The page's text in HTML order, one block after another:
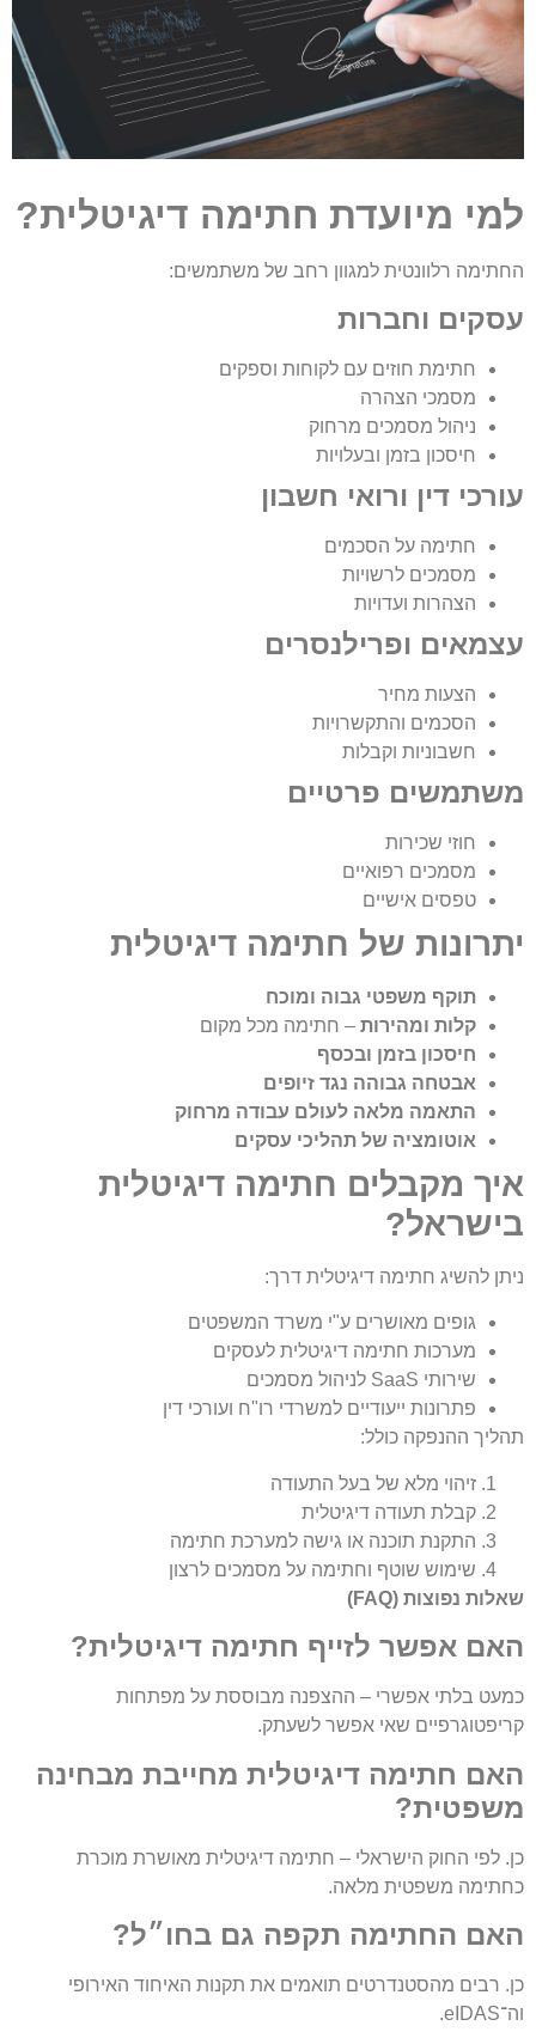
למי מיועדת חתימה דיגיטלית?
החתימה רלוונטית למגוון רחב של משתמשים:
עסקים וחברות
חתימת חוזים עם לקוחות וספקים
מסמכי הצהרה
ניהול מסמכים מרחוק
חיסכון בזמן ובעלויות
עורכי דין ורואי חשבון
חתימה על הסכמים
מסמכים לרשויות
הצהרות ועדויות
עצמאים ופרילנסרים
הצעות מחיר
הסכמים והתקשרויות
חשבוניות וקבלות
משתמשים פרטיים
חוזי שכירות
מסמכים רפואיים
טפסים אישיים
יתרונות של חתימה דיגיטלית
תוקף משפטי גבוה ומוכח
קלות ומהירות – חתימה מכל מקום
חיסכון בזמן ובכסף
אבטחה גבוהה נגד זיופים
התאמה מלאה לעולם עבודה מרחוק
אוטומציה של תהליכי עסקים
איך מקבלים חתימה דיגיטלית
בישראל?
ניתן להשיג חתימה דיגיטלית דרך:
גופים מאושרים ע"י משרד המשפטים
מערכות חתימה דיגיטלית לעסקים
שירותי SaaS לניהול מסמכים
פתרונות ייעודיים למשרדי רו"ח ועורכי דין
תהליך ההנפקה כולל:
זיהוי מלא של בעל התעודה
קבלת תעודה דיגיטלית
התקנת תוכנה או גישה למערכת חתימה
שימוש שוטף וחתימה על מסמכים לרצון
שאלות נפוצות (FAQ)
האם אפשר לזייף חתימה דיגיטלית?
כמעט בלתי אפשרי – ההצפנה מבוססת על מפתחות
קריפטוגרפיים שאי אפשר לשעתק.
האם חתימה דיגיטלית מחייבת מבחינה
משפטית?
כן. לפי החוק הישראלי – חתימה דיגיטלית מאושרת מוכרת
כחתימה משפטית מלאה.
האם החתימה תקפה גם בחו״ל?
כן. רבים מהסטנדרטים תואמים את תקנות האיחוד האירופי
וה־eIDAS.